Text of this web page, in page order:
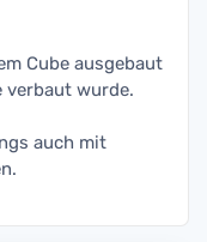
Cube ausgebaut
verbaut wurde.
auch mit